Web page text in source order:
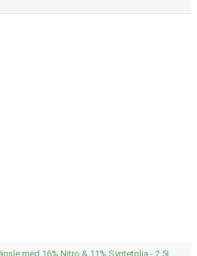
med 16% Nitro & 11% Syntetolja - 2.5L